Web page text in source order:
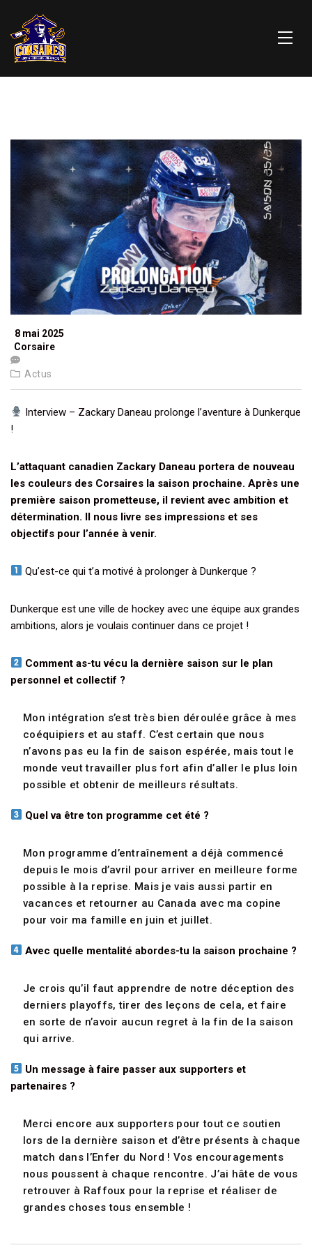
8 mai 2025
Corsaire
Actus
Interview – Zackary Daneau prolonge l’aventure à Dunkerque
!
L’attaquant canadien Zackary Daneau portera de nouveau
les couleurs des Corsaires la saison prochaine. Après une
première saison prometteuse, il revient avec ambition et
détermination. Il nous livre ses impressions et ses
objectifs pour l’année à venir.
Qu’est-ce qui t’a motivé à prolonger à Dunkerque ?
Dunkerque est une ville de hockey avec une équipe aux grandes
ambitions, alors je voulais continuer dans ce projet !
Comment as-tu vécu la dernière saison sur le plan
personnel et collectif ?
Mon intégration s’est très bien déroulée grâce à mes
coéquipiers et au staff. C’est certain que nous
n’avons pas eu la fin de saison espérée, mais tout le
monde veut travailler plus fort afin d’aller le plus loin
possible et obtenir de meilleurs résultats.
Quel va être ton programme cet été ?
Mon programme d’entraînement a déjà commencé
depuis le mois d’avril pour arriver en meilleure forme
possible à la reprise. Mais je vais aussi partir en
vacances et retourner au Canada avec ma copine
pour voir ma famille en juin et juillet.
Avec quelle mentalité abordes-tu la saison prochaine ?
Je crois qu’il faut apprendre de notre déception des
derniers playoffs, tirer des leçons de cela, et faire
en sorte de n’avoir aucun regret à la fin de la saison
qui arrive.
Un message à faire passer aux supporters et
partenaires ?
Merci encore aux supporters pour tout ce soutien
lors de la dernière saison et d’être présents à chaque
match dans l’Enfer du Nord ! Vos encouragements
nous poussent à chaque rencontre. J’ai hâte de vous
retrouver à Raffoux pour la reprise et réaliser de
grandes choses tous ensemble !